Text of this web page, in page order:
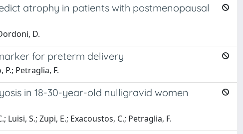
atrophy in patients with postmenopausal
D.
for preterm delivery
P.; Petraglia, F.
in 18-30-year-old nulligravid women
Luisi, S.; Zupi, E.; Exacoustos, C.; Petraglia, F.